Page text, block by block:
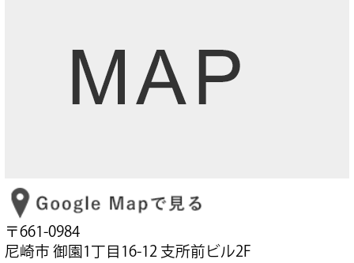
〒661-0984
尼崎市 御園1丁目16-12 支所前ビル2F